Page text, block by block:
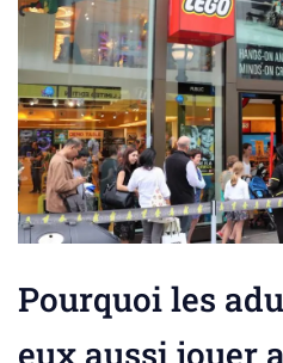
Pourquoi les
eux aussi jouer